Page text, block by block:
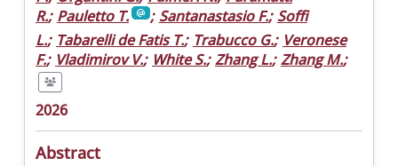
R.; Pauletto T. ; Santanastasio F.; Soffi
L.; Tabarelli de Fatis T.; Trabucco G.; Veronese
F.; Vladimirov V.; White S.; Zhang L.; Zhang M.;
2026
Abstract